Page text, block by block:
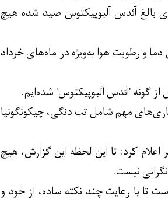
بالغ آئدس آلبوپیکتوس صید شده هیچ
و رطوبت هوا به‌ویژه در ماه‌های خرداد
مهم شامل تب دنگی، چیکونگونیا
کرد: تا این لحظه این گزارش، هیچ
نیست.
تا با رعایت چند نکته ساده، از خود و